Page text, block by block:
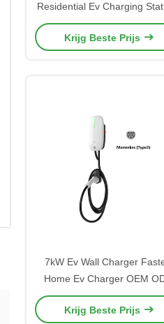
Residential Ev Charging
32A RFID Type1 Type2
Krijg Beste Prijs
7kW Ev Wall Charger
Home Ev Charger OEM
ABS+PC Behuizing
Connector
Krijg Beste Prijs